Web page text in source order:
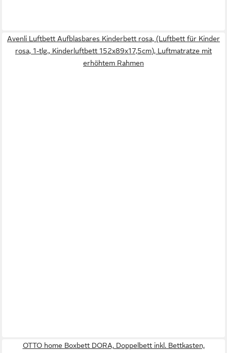
Avenli Luftbett Aufblasbares Kinderbett rosa, (Luftbett für Kinder
rosa, 1-tlg., Kinderluftbett 152x89x17,5cm), Luftmatratze mit
erhöhtem Rahmen
OTTO home Boxbett DORA, Doppelbett inkl. Bettkasten,